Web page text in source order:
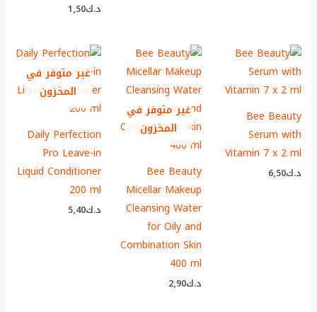
د.ك1٫50
Bee Beauty
Serum with
Vitamin 7 x 2 ml
د.ك6٫50
غير متوفر في
المخزون
Bee Beauty
Micellar Makeup
Cleansing Water
for Oily and
Combination Skin
400 ml
د.ك2٫90
غير متوفر في
المخزون
Daily Perfection
Pro Leave-in
Liquid Conditioner
200 ml
د.ك5٫40